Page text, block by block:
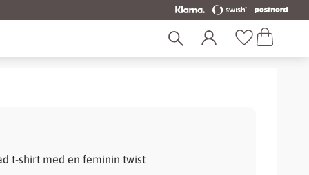
Favoriter
Kundvagn
t-shirt med en feminin twist